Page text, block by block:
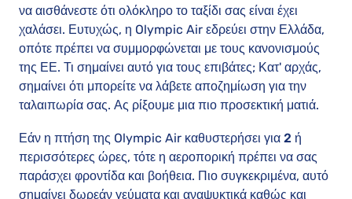
να αισθάνεστε ότι ολόκληρο το ταξίδι σας είναι έχει
χαλάσει. Ευτυχώς, η Olympic Air εδρεύει στην Ελλάδα,
οπότε πρέπει να συμμορφώνεται με τους κανονισμούς
της ΕΕ. Τι σημαίνει αυτό για τους επιβάτες; Κατ' αρχάς,
σημαίνει ότι μπορείτε να λάβετε αποζημίωση για την
ταλαιπωρία σας. Ας ρίξουμε μια πιο προσεκτική ματιά.
Εάν η πτήση της Olympic Air καθυστερήσει για 2 ή
περισσότερες ώρες, τότε η αεροπορική πρέπει να σας
παράσχει φροντίδα και βοήθεια. Πιο συγκεκριμένα, αυτό
σημαίνει δωρεάν γεύματα και αναψυκτικά καθώς και